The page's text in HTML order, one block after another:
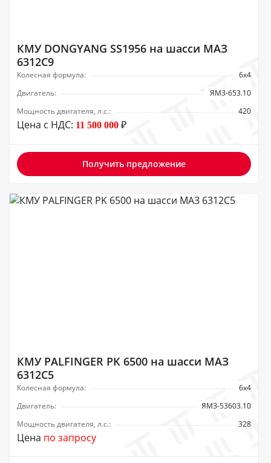
КМУ DONGYANG SS1956 на шасси МАЗ
6312C9
Колесная формула:
6х4
Двигатель:
ЯМЗ-653.10
Мощность двигателя, л.с.:
420
Цена с НДС: 11 500 000 ₽
Получить предложение
КМУ PALFINGER PK 6500 на шасси МАЗ
6312C5
Колесная формула:
6х4
Двигатель:
ЯМЗ-53603.10
Мощность двигателя, л.с.:
328
Цена по запросу